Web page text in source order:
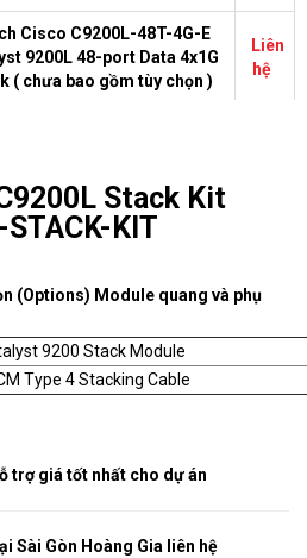
Cisco C9200L-48T-4G-E
9200L 48-port Data 4x1G
( chưa bao gồm tùy chọn )
Liên
hệ
WS-C2960L-24TS-AP
cisco Catalyst 2960L 16
2 x 1G SFP, LAN Lite
Liên
hệ
Gigabit copper/SFP
ports + 2 SFP Gigabit
Stack Kit
KIT
(Options) Module quang và phụ
9200 Stack Module
Type 4 Stacking Cable
trợ giá tốt nhất cho dự án
Sài Gòn Hoàng Gia liên hệ